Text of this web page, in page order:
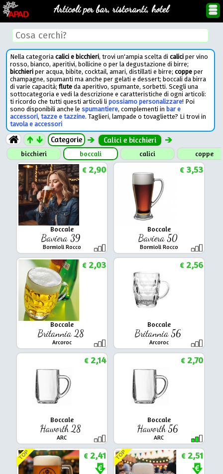
Articoli per bar, ristoranti, hotel
Nella categoria calici e bicchieri, trovi un'ampia scelta di caliciper vino
rosso, bianco, aperitivi, bollicine o per la degustazione di birre;
bicchieriper acqua, bibite, cocktail, amari, distillati e birre; coppeper
champagne, spumanti ma anche per gelati e dessert; boccali da birra
di varie capacità; fluteda aperitivo, spumante, sorbetti. Scegli una
sottocategoria e vedi la descrizione e caratteristiche di ogni articoli:
ti ricordo che tutti questi articoli li possiamo personalizzare! Poi
sono disponibili anche le spumantiere, complementi in bar e
accessori, tazze e tazzine. Taglieri, lampade o tovagliette? Li trovi in
tavola e accessori
Categorie Calici e bicchieri
bicchieri boccali calici coppe
Boccale
Baviera 39
Bormioli Rocco
€2,90
Boccale
Baviera 50
Bormioli Rocco
€3,53
Boccale
Britannia 28
Arcoroc
€2,03
Boccale
Britannia 56
Arcoroc
€2,56
Boccale
Haworth 28
ARC
€2,14
Boccale
Haworth 56
ARC
€2,70
TOP €2,41 TOP €2,51